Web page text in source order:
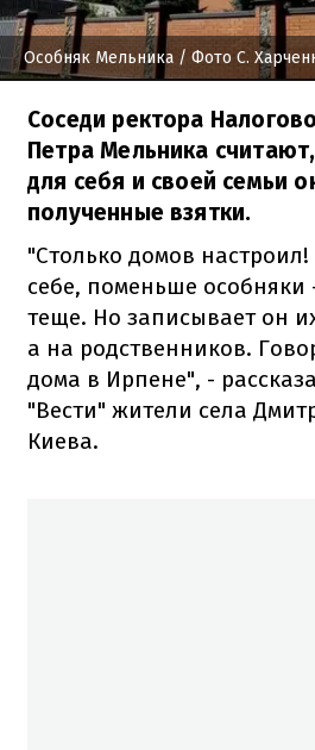
Особняк Мельника / Фото С.
Соседи ректора
Петра Мельника
для себя и своей семьи
полученные взятки.
"Столько домов
себе, поменьше
теще. Но записывает он
а на родственников.
дома в Ирпене", -
"Вести" жители села
Киева.